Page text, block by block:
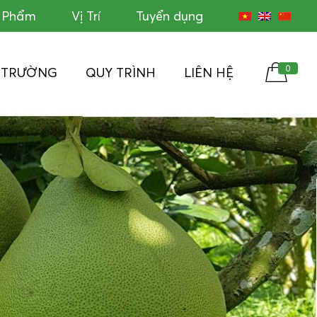
Vị Trí Tuyển dụng
QUY TRÌNH LIÊN HỆ 0